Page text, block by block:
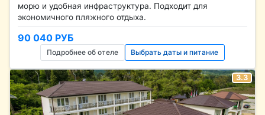
морю и удобная инфраструктура. Подходит для
экономичного пляжного отдыха.
90 040 РУБ
Подробнее об отеле Выбрать даты и питание
3.3